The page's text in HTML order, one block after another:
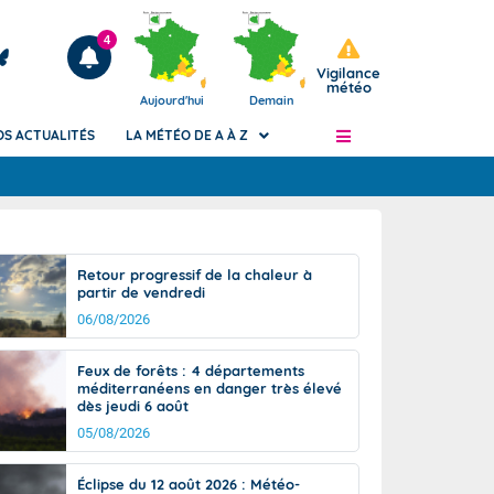
Articles
4
Aujourd'hui Demain
Vigilance
météo
de
Phénomènes dangereux de J+2 à J+7
Avertissement pluies intenses à l'échelle
des communes (Apic)
Bulletins Marine
Bulletins d'estimation du risque
d'avalanche
Météo des forêts
Vigicrues
ACTUALITÉS LA MÉTÉO DE A À Z
Retour progressif de la chaleur à
partir de vendredi
06/08/2026
Feux de forêts : 4 départements
méditerranéens en danger très élevé
dès jeudi 6 août
05/08/2026
Éclipse du 12 août 2026 : Météo-